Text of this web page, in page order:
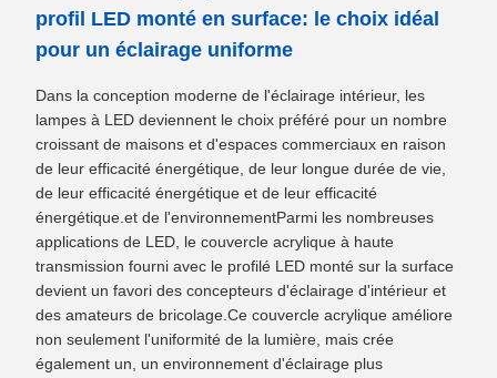
profil LED monté en surface: le choix idéal
pour un éclairage uniforme
Dans la conception moderne de l'éclairage intérieur, les
lampes à LED deviennent le choix préféré pour un nombre
croissant de maisons et d'espaces commerciaux en raison
de leur efficacité énergétique, de leur longue durée de vie,
de leur efficacité énergétique et de leur efficacité
énergétique.et de l'environnementParmi les nombreuses
applications de LED, le couvercle acrylique à haute
transmission fourni avec le profilé LED monté sur la surface
devient un favori des concepteurs d'éclairage d'intérieur et
des amateurs de bricolage.Ce couvercle acrylique améliore
non seulement l'uniformité de la lumière, mais crée
également un, un environnement d'éclairage plus